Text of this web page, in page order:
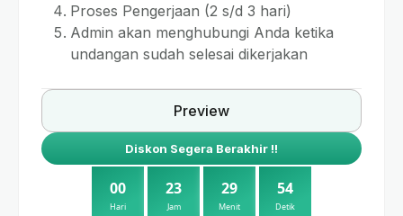
Proses Pengerjaan (2 s/d 3 hari)
Admin akan menghubungi Anda ketika
undangan sudah selesai dikerjakan
Preview
Diskon Segera Berakhir !!
00
Hari
23
Jam
29
Menit
53
Detik